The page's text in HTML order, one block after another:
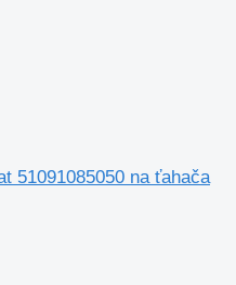
51091085050 na ťahača